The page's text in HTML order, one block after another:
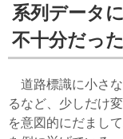
系列データ
不十分だった
道路標識に小さ
るなど、少しだけ
を意図的にだまし